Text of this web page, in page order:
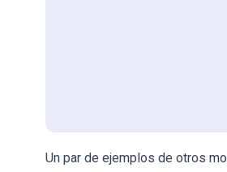
Un par de ejemplos de otros